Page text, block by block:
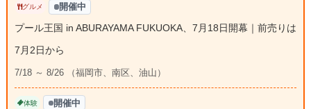
グルメ 開催中
プール王国 in ABURAYAMA FUKUOKA、7月18日開幕｜前売りは
7月2日から
7/18 ～ 8/26 （福岡市、南区、油山）
体験 開催中